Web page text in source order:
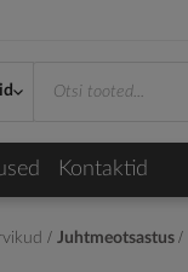
Kontaktid
Juhtmeotsastus